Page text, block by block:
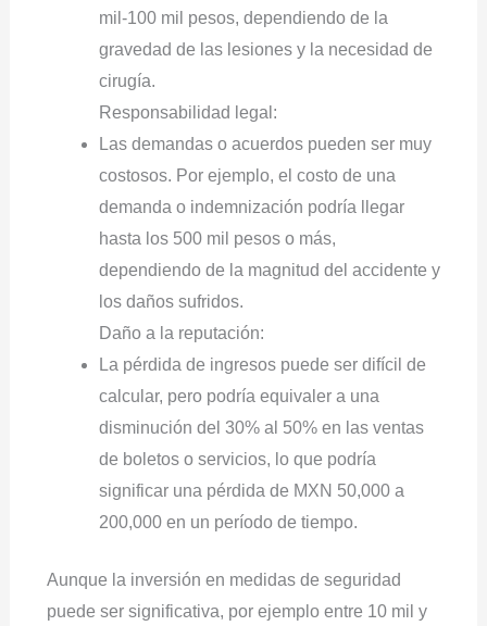
mil-100 mil pesos, dependiendo de la
gravedad de las lesiones y la necesidad de
cirugía.
Responsabilidad legal:
Las demandas o acuerdos pueden ser muy
costosos. Por ejemplo, el costo de una
demanda o indemnización podría llegar
hasta los 500 mil pesos o más,
dependiendo de la magnitud del accidente y
los daños sufridos.
Daño a la reputación:
La pérdida de ingresos puede ser difícil de
calcular, pero podría equivaler a una
disminución del 30% al 50% en las ventas
de boletos o servicios, lo que podría
significar una pérdida de MXN 50,000 a
200,000 en un período de tiempo.
Aunque la inversión en medidas de seguridad
puede ser significativa, por ejemplo entre 10 mil y